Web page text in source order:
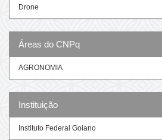
Drone
Áreas do CNPq
AGRONOMIA
Instituição
Instituto Federal Goiano